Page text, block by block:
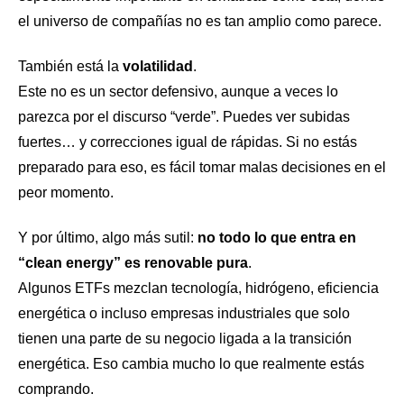
el universo de compañías no es tan amplio como parece.
También está la volatilidad .
Este no es un sector defensivo, aunque a veces lo
parezca por el discurso “verde”. Puedes ver subidas
fuertes… y correcciones igual de rápidas. Si no estás
preparado para eso, es fácil tomar malas decisiones en el
peor momento.
Y por último, algo más sutil: no todo lo que entra en
“clean energy” es renovable pura.
Algunos ETFs mezclan tecnología, hidrógeno, eficiencia
energética o incluso empresas industriales que solo
tienen una parte de su negocio ligada a la transición
energética. Eso cambia mucho lo que realmente estás
comprando.